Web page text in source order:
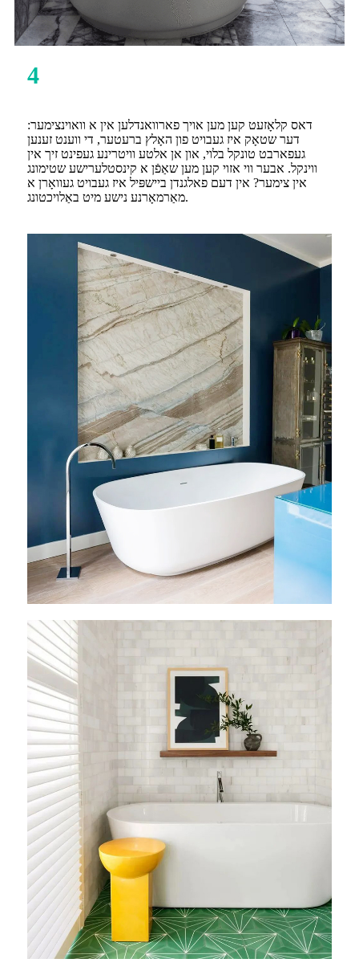
4
דאס קלאָזעט קען מען אויך פארוואנדלען אין א וואוינצימער:
דער שטאָק איז געבויט פון האָלץ ברעטער, די ווענט זענען
געפארבט טונקל בלוי, און אן אלטע וויטרינע געפינט זיך אין
ווינקל. אבער ווי אזוי קען מען שאַפֿן א קינסטלערישע שטימונג
אין צימער? אין דעם פאלגנדן ביישפּיל איז געבויט געוואָרן א
מאַרמאָרנע נישע מיט באַלויכטונג.